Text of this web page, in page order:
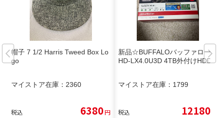
帽子 7 1/2 Harris Tweed Box Lo
go
マイストア在庫： 2360
税込 6380円
新品☆BUFFALOバッファロー☆
HD-LX4.0U3D 4TB外付けHDD
マイストア在庫： 1799
税込 12180